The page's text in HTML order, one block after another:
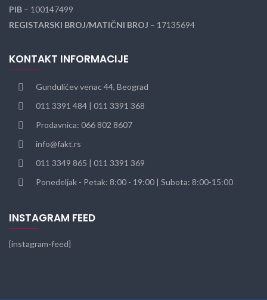
PIB – 100147499
REGISTARSKI BROJ/MATIČNI BROJ – 17135694
KONTAKT INFORMACIJE
Gundulićev venac 44, Beograd
011 3391 484 | 011 3391 368
Prodavnica: 066 802 8607
info@fakt.rs
011 3349 865 | 011 3391 369
Ponedeljak - Petak: 8:00 - 19:00 | Subota: 8:00-15:00
INSTAGRAM FEED
[instagram-feed]